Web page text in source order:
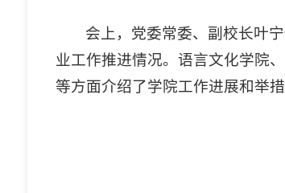
会上，党委常委、副校长叶
业工作推进情况。语言文化学院
等方面介绍了学院工作进展和举